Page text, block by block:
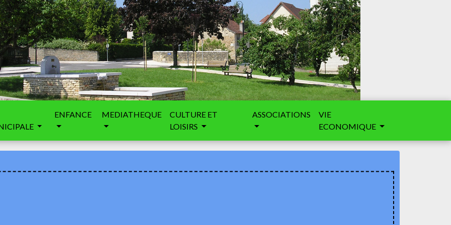
ENFANCE MEDIATHEQUE
CULTURE ET
LOISIRS
ASSOCIATIONS
VIE
ECONOMIQUE